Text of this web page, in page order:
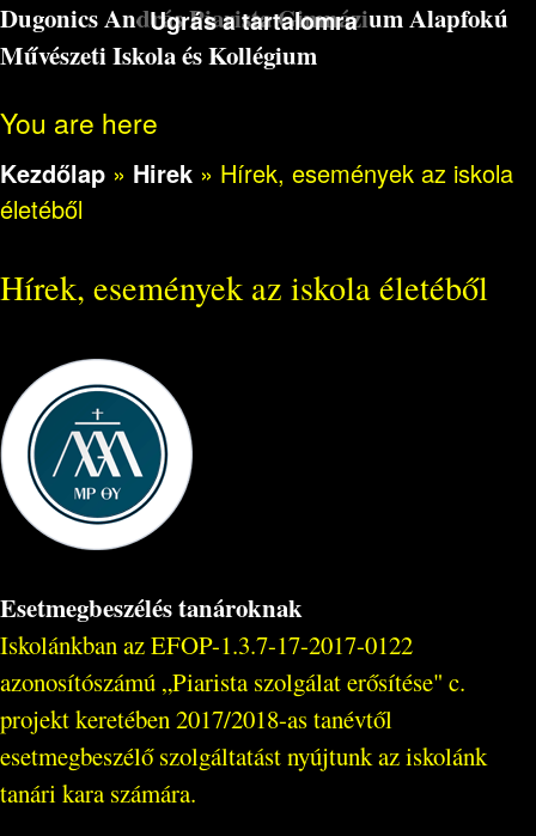
Ugrás a tartalomra
Dugonics András Piarista Gimnázium Alapfokú
Művészeti Iskola és Kollégium
You are here
Kezdőlap » Hirek » Hírek, események az iskola
életéből
Hírek, események az iskola életéből
Esetmegbeszélés tanároknak
Iskolánkban az EFOP-1.3.7-17-2017-0122
azonosítószámú „Piarista szolgálat erősítése" c.
projekt keretében 2017/2018-as tanévtől
esetmegbeszélő szolgáltatást nyújtunk az iskolánk
tanári kara számára.